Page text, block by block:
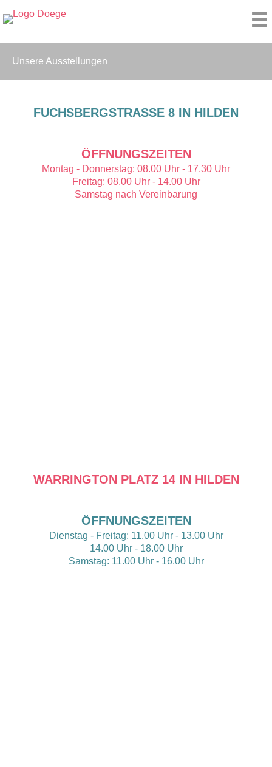
Inhalt
Unsere Ausstellungen
FUCHSBERGSTRASSE 8 IN HILDEN
ÖFFNUNGSZEITEN
Montag - Donnerstag: 08.00 Uhr - 17.30 Uhr
Freitag: 08.00 Uhr - 14.00 Uhr
Samstag nach Vereinbarung
WARRINGTON PLATZ 14 IN HILDEN
ÖFFNUNGSZEITEN
Dienstag - Freitag: 11.00 Uhr - 13.00 Uhr
14.00 Uhr - 18.00 Uhr
Samstag: 11.00 Uhr - 16.00 Uhr